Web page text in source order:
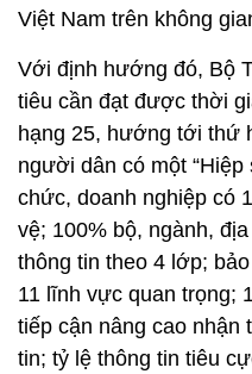
Việt Nam trên không
Với định hướng đó, Bộ
tiêu cần đạt được thời
hạng 25, hướng tới thứ
người dân có một
chức, doanh nghiệp có
vệ; 100% bộ, ngành,
thông tin theo 4 lớp;
11 lĩnh vực quan trọng;
tiếp cận nâng cao nhận
tin; tỷ lệ thông tin tiêu